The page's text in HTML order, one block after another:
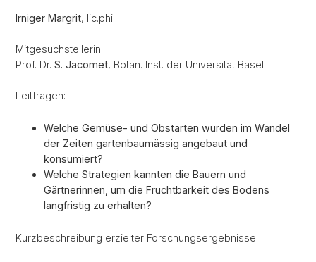
Irniger Margrit, lic.phil.I
Mitgesuchstellerin:
Prof. Dr. S. Jacomet, Botan. Inst. der Universität Basel
Leitfragen:
Welche Gemüse- und Obstarten wurden im Wandel
der Zeiten gartenbaumässig angebaut und
konsumiert?
Welche Strategien kannten die Bauern und
Gärtnerinnen, um die Fruchtbarkeit des Bodens
langfristig zu erhalten?
Kurzbeschreibung erzielter Forschungsergebnisse: